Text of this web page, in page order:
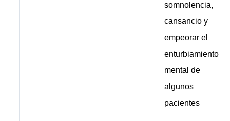
somnolencia,
cansancio y
empeorar el
enturbiamiento
mental de
algunos
pacientes